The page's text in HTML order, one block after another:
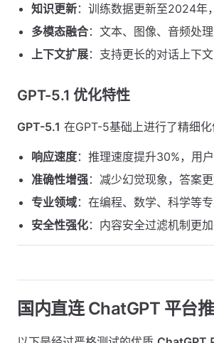
知识更新：训练数据更新至2024年
多模态融合：文本、图像、音频处
上下文扩展：支持更长的对话上下
GPT-5.1 优化特性
GPT-5.1 在GPT-5基础上进行了精细化
响应速度：推理速度提升30%，用
准确性增强：减少幻觉现象，答案
专业领域：在编程、数学、科学等
安全性强化：内容安全过滤机制更
国内直连 ChatGPT 平台